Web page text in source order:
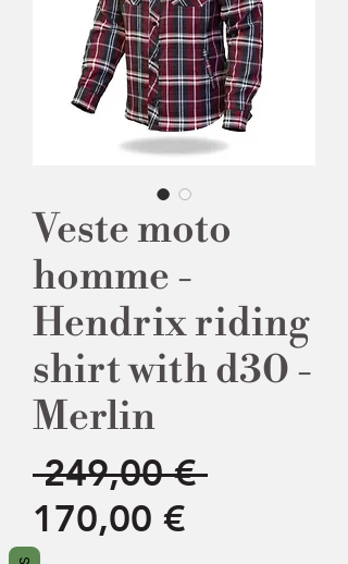
Veste moto
homme -
Hendrix riding
shirt with d30 -
Merlin
249,00 € Prix
170,00 €